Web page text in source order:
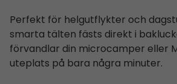
Perfekt för helgutflykter och
smarta tälten fästs direkt i
förvandlar din microcamper eller
uteplats på bara några minuter.